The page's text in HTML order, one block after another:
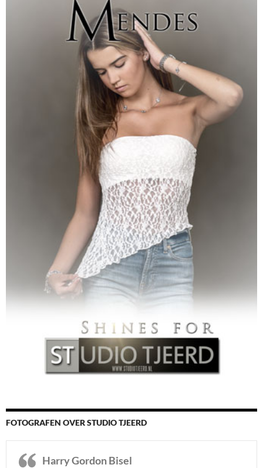
FOTOGRAFEN OVER STUDIO TJEERD
Harry Gordon Bisel